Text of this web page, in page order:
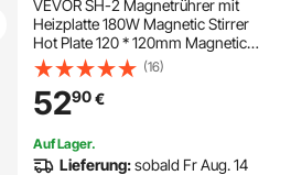
VEVOR SH-2 Magnetrührer mit
Heizplatte 180W Magnetic Stirrer
Hot Plate 120 * 120mm Magnetic
Stirrer Mixer 1L
(16)
5290€
Auf Lager.
Lieferung:sobald Fr Aug. 14